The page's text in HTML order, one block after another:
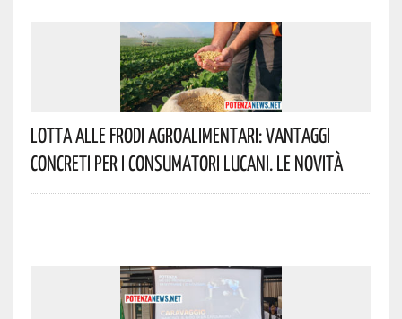
Lotta Alle Frodi Agroalimentari: Vantaggi
Concreti Per I Consumatori Lucani. Le Novità